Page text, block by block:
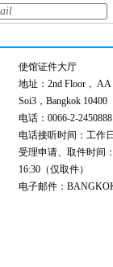
使馆证件大厅
地址：2nd Floor， AA
Soi3，Bangkok 10400
电话：0066-2-
电话接听时间：工作
受理申请、取件时间
16:30（仅取件）
电子邮件：